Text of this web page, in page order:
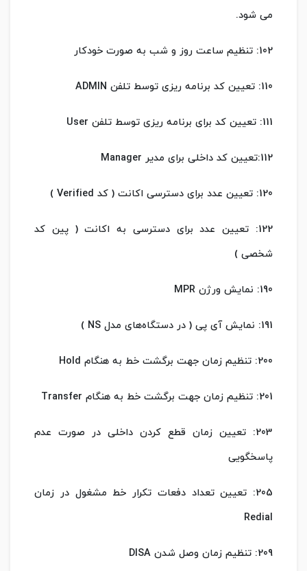
می شود.
102: تنظیم ساعت روز و شب به صورت خودکار
110: تعیین کد برنامه ریزی توسط تلفن ADMIN
111: تعیین کد برای برنامه ریزی توسط تلفن User
112:تعیین کد داخلی برای مدیر Manager
120: تعیین عدد برای دسترسی اکانت ( کد Verified )
122: تعیین عدد برای دسترسی به اکانت ( پین کد
شخصی )
190: نمایش ورژن MPR
191: نمایش آی پی ( در دستگاه‌های مدل NS )
200: تنظیم زمان جهت برگشت خط به هنگام Hold
201: تنظیم زمان جهت برگشت خط به هنگام Transfer
203: تعیین زمان قطع کردن داخلی در صورت عدم
پاسخگویی
205: تعیین تعداد دفعات تکرار خط مشغول در زمان
Redial
209: تنظیم زمان وصل شدن DISA